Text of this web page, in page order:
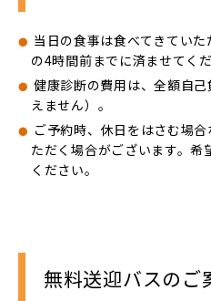
当日の食事は食べてきてい
の4時間前までに済ませてくだ
健康診断の費用は、全額自
えません）。
ご予約時、休日をはさむ場
ただく場合がございます。
ください。
無料送迎バスのご